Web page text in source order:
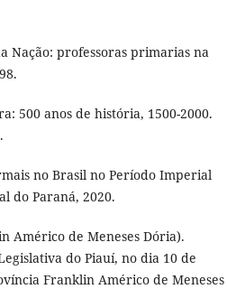
Nação: professoras primarias na
500 anos de história, 1500-2000.
no Brasil no Período Imperial
do Paraná, 2020.
Américo de Meneses Dória).
do Piauí, no dia 10 de
Franklin Américo de Meneses